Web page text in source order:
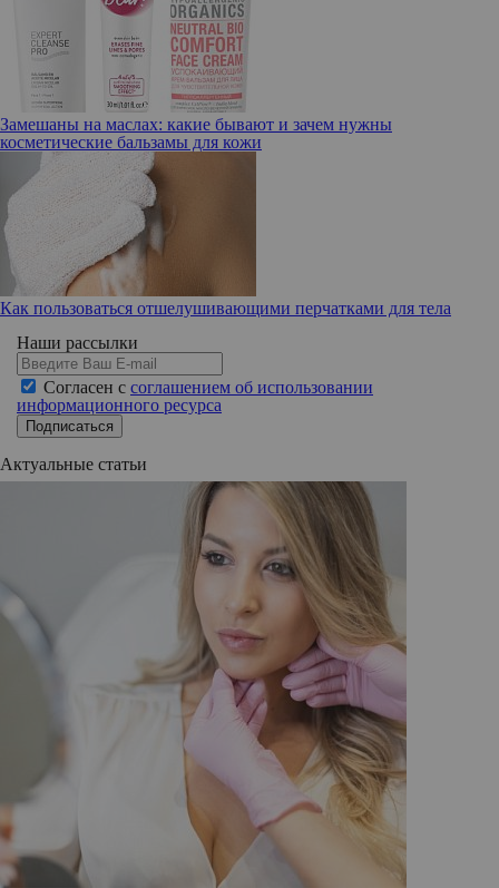
Замешаны на маслах: какие бывают и зачем нужны
косметические бальзамы для кожи
Как пользоваться отшелушивающими перчатками для тела
Наши рассылки
Согласен с соглашением об использовании
информационного ресурса
Подписаться
Актуальные статьи